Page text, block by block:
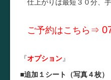
仕上がりは最短３０分、
ご予約はこちら⇒
『オプション』
■追加１シート（写真４枚）